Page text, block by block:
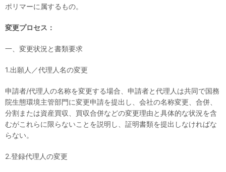
ポリマーに属するもの。
変更プロセス：
一、変更状況と書類要求
1.出願人／代理人名の変更
申請者/代理人の名称を変更する場合、申請者と代理人は共同で国務
院生態環境主管部門に変更申請を提出し、会社の名称変更、合併、
分割または資産買収、買収合併などの変更理由と具体的な状況を含
むがこれらに限らないことを説明し、証明書類を提出しなければな
らない。
2.登録代理人の変更